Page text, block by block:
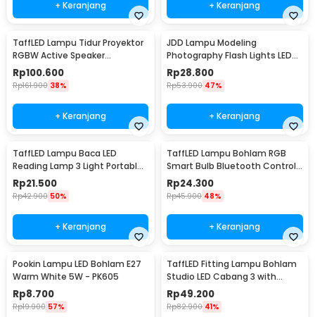
+ Keranjang + Keranjang
TaffLED Lampu Tidur Proyektor
RGBW Active Speaker
Bluetooth Remote - BL-XK01
Rp100.600
Rp161.900 38%
+ Keranjang
JDD Lampu Modeling
Photography Flash Lights LED
E27 150W Warm White - jD01
Rp28.800
Rp53.900 47%
+ Keranjang
TaffLED Lampu Baca LED
Reading Lamp 3 Light Portable
Cool White - EF168
Rp21.500
Rp42.900 50%
+ Keranjang
TaffLED Lampu Bohlam RGB
Smart Bulb Bluetooth Control
E27 800Lumen 10W - TY-10W
Rp24.300
Rp45.900 48%
+ Keranjang
Pookin Lampu LED Bohlam E27
Warm White 5W - PK605
Rp8.700
Rp19.900 57%
TaffLED Fitting Lampu Bohlam
Studio LED Cabang 3 with
Switch 220V E27 - HU-300
Rp49.200
Rp82.900 41%